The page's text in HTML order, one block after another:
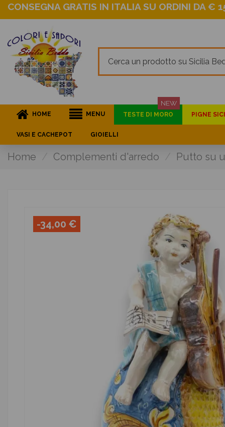
CONSEGNA GRATIS IN ITALIA SU ORDINI DA €
HOME MENU TESTE DI MORO
NEW
PIGNE
VASI E CACHEPOT GIOIELLI
Home Complementi d'arredo Putto su
-34,00 €